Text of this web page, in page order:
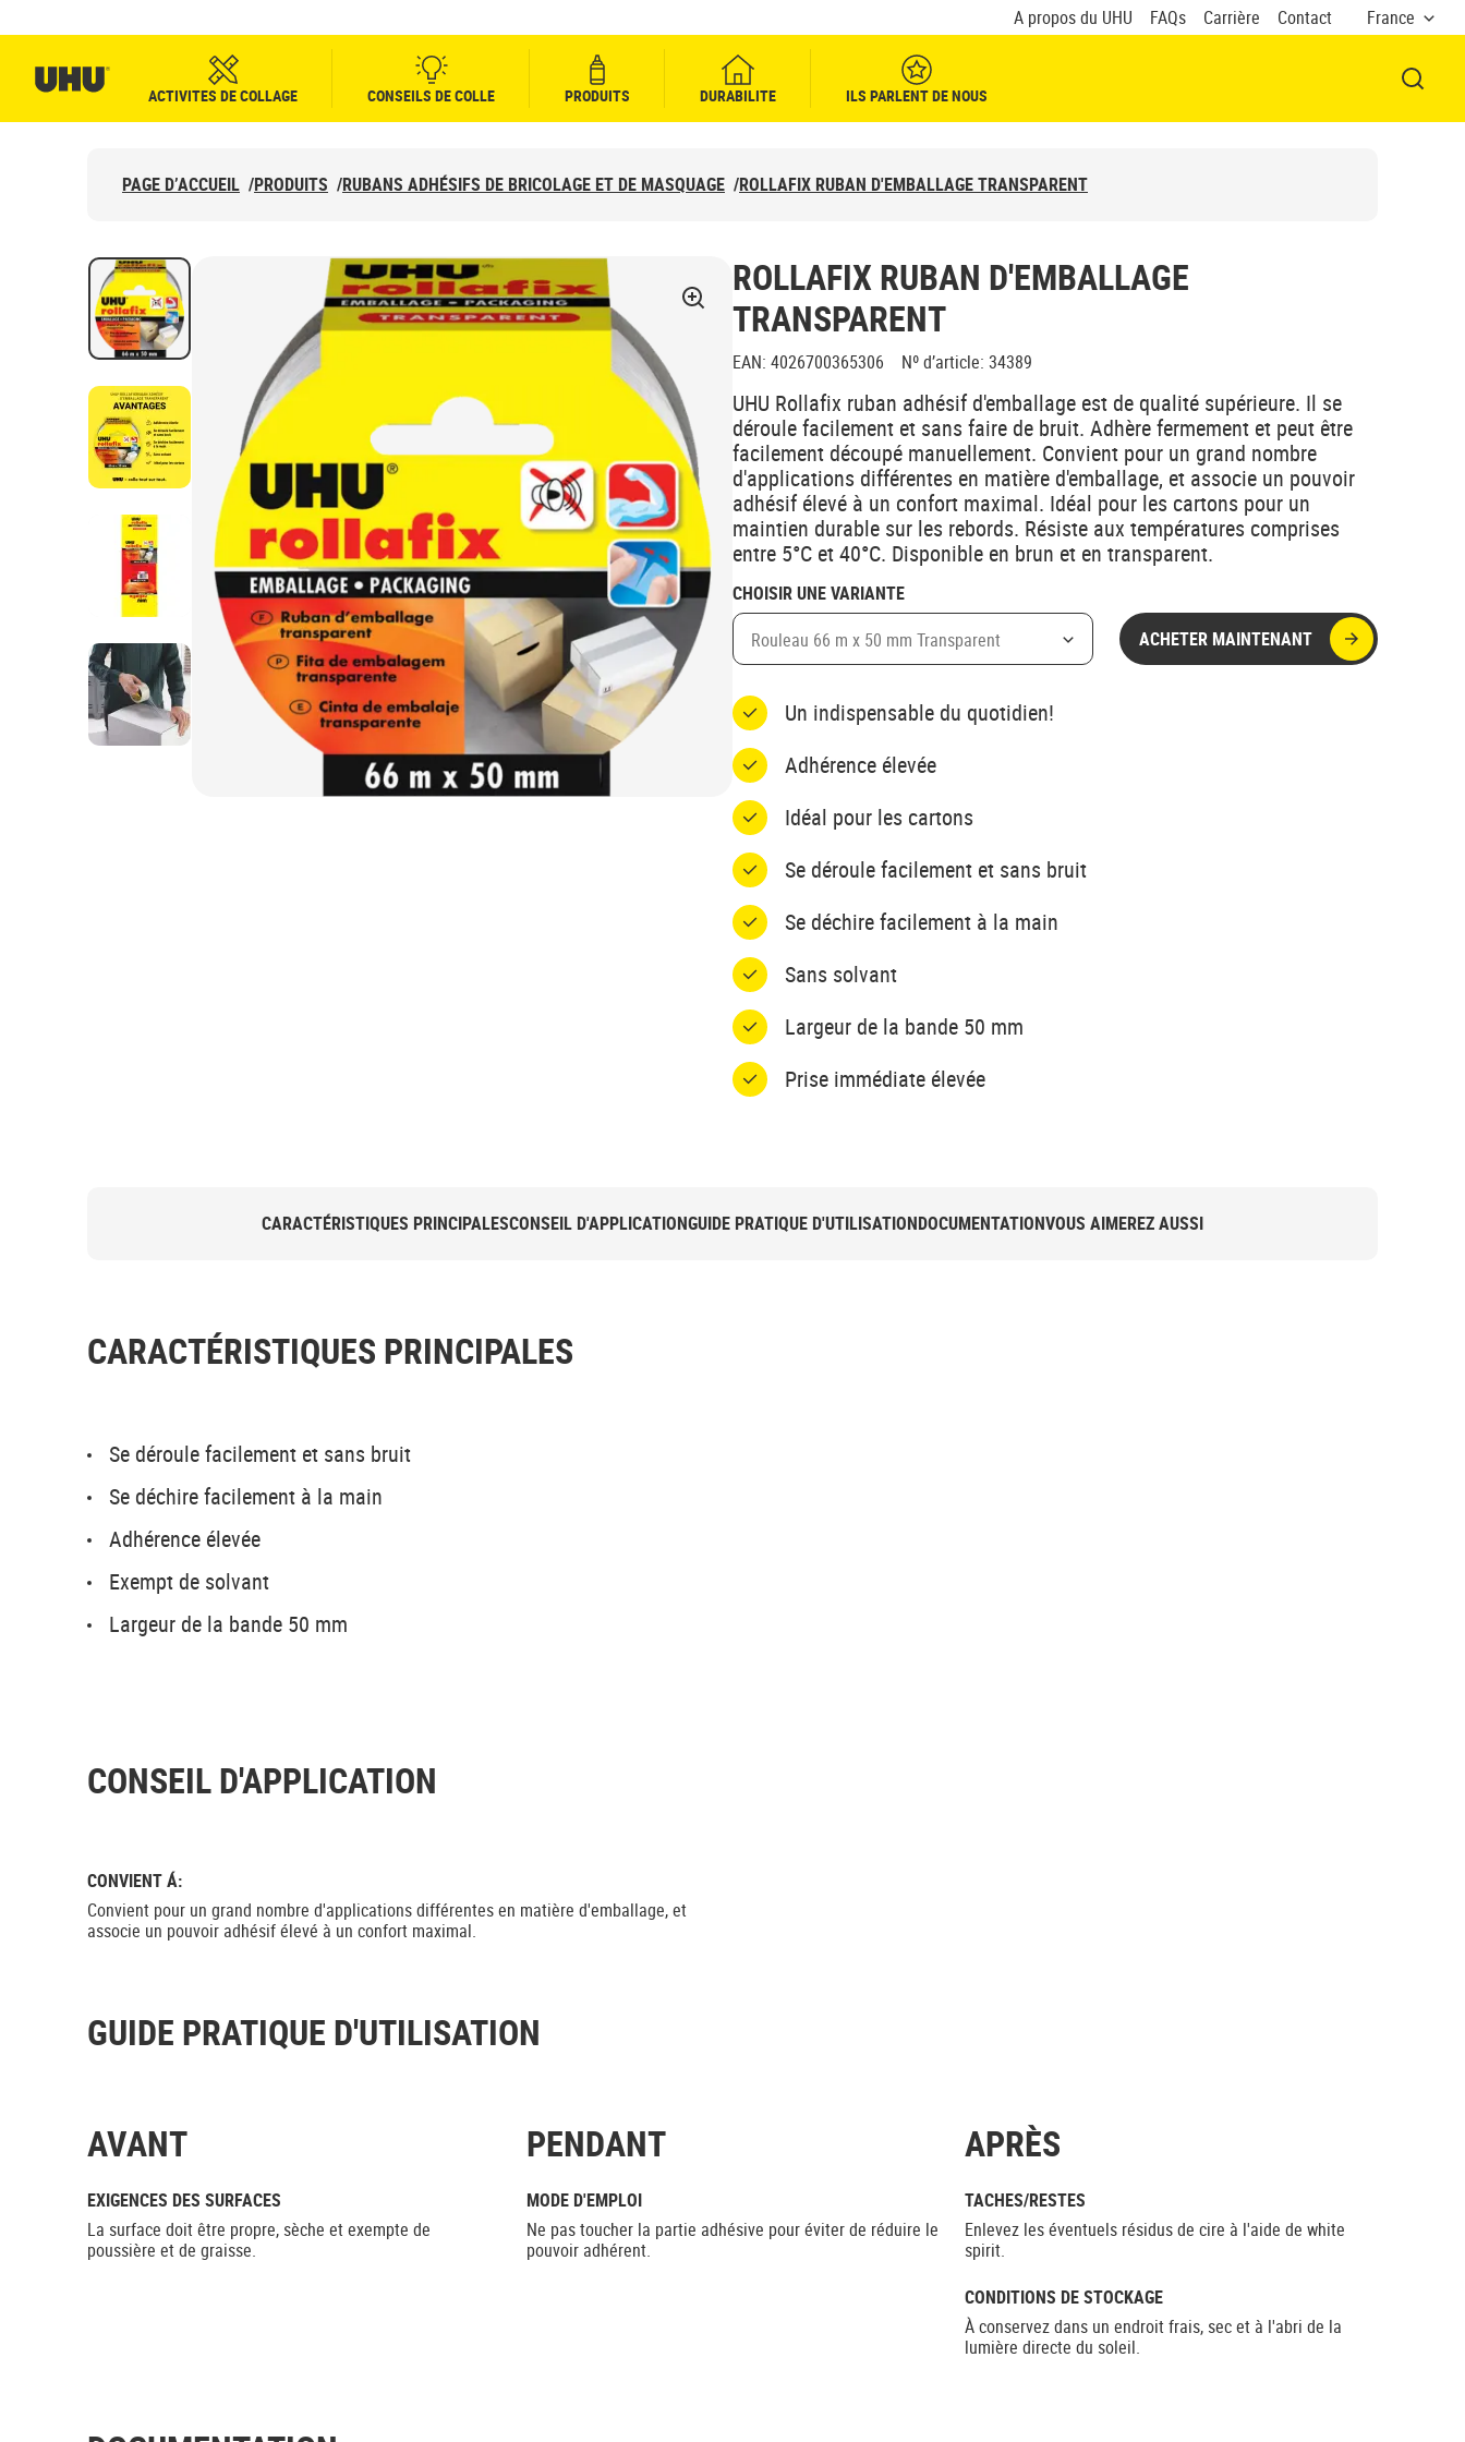
A propos du UHU FAQs Carrière Contact France
ACTIVITES DE COLLAGE CONSEILS DE COLLE PRODUITS DURABILITE ILS PARLENT DE NOUS
PAGE D’ACCUEIL /PRODUITS /RUBANS ADHÉSIFS DE BRICOLAGE ET DE MASQUAGE /ROLLAFIX RUBAN D'EMBALLAGE TRANSPARENT
ROLLAFIX RUBAN D'EMBALLAGE
TRANSPARENT
EAN: 4026700365306 Nº d’article: 34389
UHU Rollafix ruban adhésif d'emballage est de qualité supérieure. Il se
déroule facilement et sans faire de bruit. Adhère fermement et peut être
facilement découpé manuellement. Convient pour un grand nombre
d'applications différentes en matière d'emballage, et associe un pouvoir
adhésif élevé à un confort maximal. Idéal pour les cartons pour un
maintien durable sur les rebords. Résiste aux températures comprises
entre 5°C et 40°C. Disponible en brun et en transparent.
CHOISIR UNE VARIANTE
Rouleau 66 m x 50 mm Transparent
ACHETER MAINTENANT
Un indispensable du quotidien!
Adhérence élevée
Idéal pour les cartons
Se déroule facilement et sans bruit
Se déchire facilement à la main
Sans solvant
Largeur de la bande 50 mm
Prise immédiate élevée
CARACTÉRISTIQUES PRINCIPALESCONSEIL D'APPLICATIONGUIDE PRATIQUE D'UTILISATIONDOCUMENTATIONVOUS AIMEREZ AUSSI
CARACTÉRISTIQUES PRINCIPALES
Se déroule facilement et sans bruit
Se déchire facilement à la main
Adhérence élevée
Exempt de solvant
Largeur de la bande 50 mm
CONSEIL D'APPLICATION
CONVIENT Á:
Convient pour un grand nombre d'applications différentes en matière d'emballage, et
associe un pouvoir adhésif élevé à un confort maximal.
GUIDE PRATIQUE D'UTILISATION
AVANT
EXIGENCES DES SURFACES
La surface doit être propre, sèche et exempte de
poussière et de graisse.
PENDANT
MODE D'EMPLOI
Ne pas toucher la partie adhésive pour éviter de réduire le
pouvoir adhérent.
APRÈS
TACHES/RESTES
Enlevez les éventuels résidus de cire à l'aide de white
spirit.
CONDITIONS DE STOCKAGE
À conservez dans un endroit frais, sec et à l'abri de la
lumière directe du soleil.